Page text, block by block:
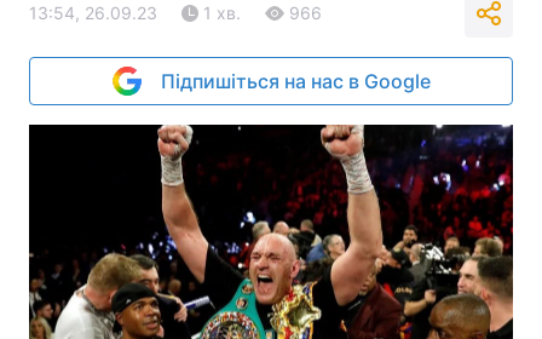
13:54, 26.09.23 1 хв. 966
Підпишіться на нас в Google